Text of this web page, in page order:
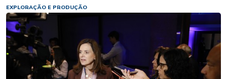
EXPLORAÇÃO E PRODUÇÃO